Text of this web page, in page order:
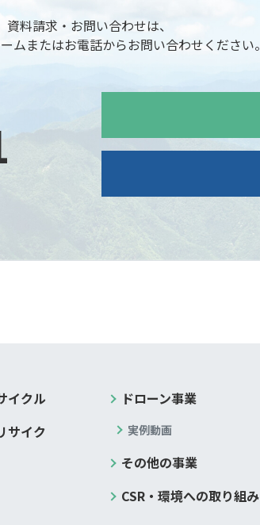
資料請求・お問い合わせは、
ムまたはお電話からお問い合わせください。
イクル
サイク
ドローン事業
実例動画
その他の事業
CSR・環境への取り組み